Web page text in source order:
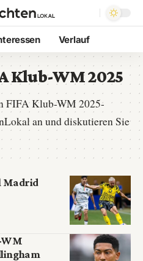
Verlauf
Klub-WM 2025
FIFA Klub-WM 2025-
an und diskutieren Sie
Madrid
WM